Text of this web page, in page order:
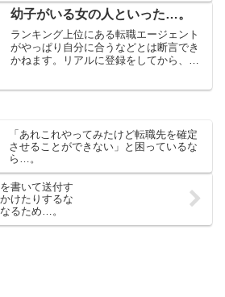
幼子がいる女の人といった…。
ランキング上位にある転職エージェント
がやっぱり自分に合うなどとは断言でき
かねます。リアルに登録をしてから、担
「あれこれやってみたけど転職先を確定
させることができない」と困っているな
ら…。
書いて送付す
けたりするな
るため…。